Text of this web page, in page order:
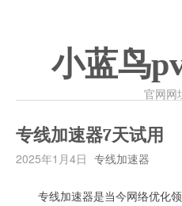
小蓝鸟
官网网
专线加速器7天试用
2025年1月4日 专线加速器
专线加速器是当今网络优化领